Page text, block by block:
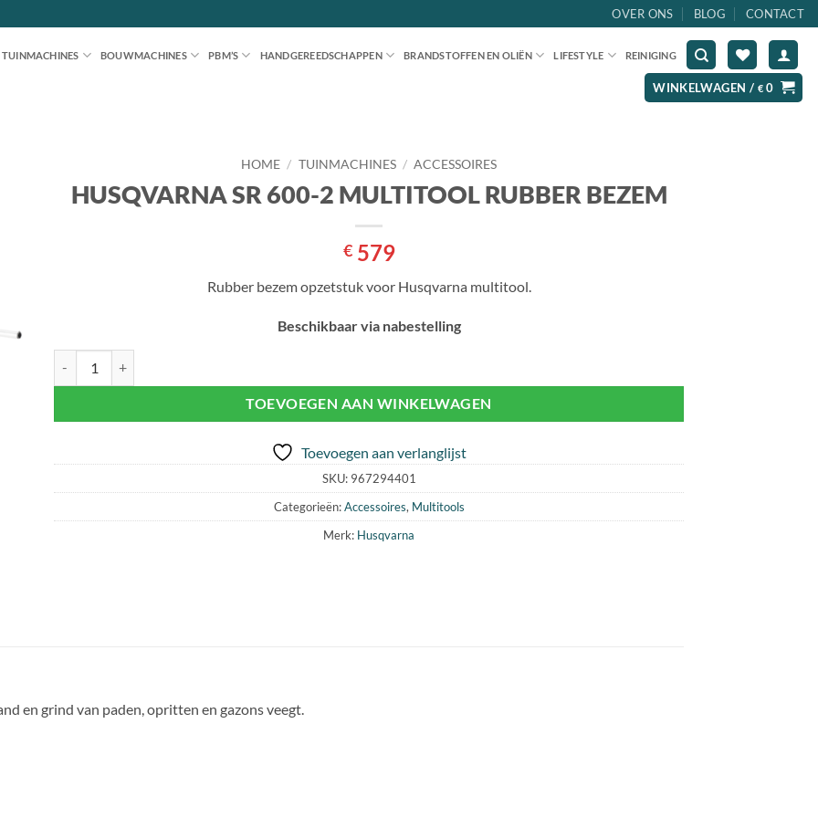
OVER ONS BLOG CONTACT
TUINMACHINES BOUWMACHINES PBM’S HANDGEREEDSCHAPPEN BRANDSTOFFEN EN OLIËN LIFESTYLE REINIGING
WINKELWAGEN / €0
HOME / TUINMACHINES / ACCESSOIRES
HUSQVARNA SR 600-2 MULTITOOL RUBBER BEZEM
€579
Rubber bezem opzetstuk voor Husqvarna multitool.
Beschikbaar via nabestelling
TOEVOEGEN AAN WINKELWAGEN
Toevoegen aan verlanglijst
SKU: 967294401
Categorieën:Accessoires, Multitools
Merk: Husqvarna
en grind van paden, opritten en gazons veegt.